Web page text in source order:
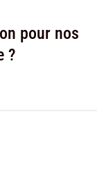
pour nos
?